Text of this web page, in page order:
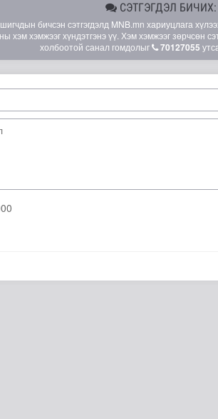
гудамжны авто замыг өнөөдрөөс хааж,
СЭТГЭГДЭЛ БИЧИХ:
бичсэн сэтгэгдэлд MNB.mn хариуцлага
хэм хэмжээг хүндэтгэнэ үү. Хэм хэмжээг зөрчсөн
холбоотой санал гомдолыг
70127055